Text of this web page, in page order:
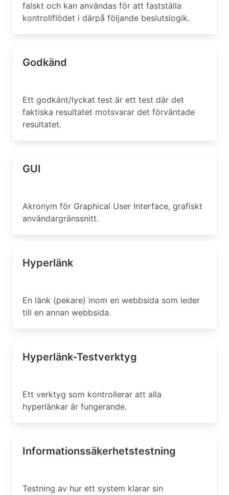
falskt och kan användas för att fastställa
kontrollflödet i därpå följande beslutslogik.
Godkänd
Ett godkänt/lyckat test är ett test där det
faktiska resultatet motsvarar det förväntade
resultatet.
GUI
Akronym för Graphical User Interface, grafiskt
användargränssnitt.
Hyperlänk
En länk (pekare) inom en webbsida som leder
till en annan webbsida.
Hyperlänk-Testverktyg
Ett verktyg som kontrollerar att alla
hyperlänkar är fungerande.
Informationssäkerhetstestning
Testning av hur ett system klarar sin